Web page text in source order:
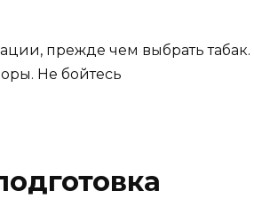
прежде чем выбрать табак.
Не бойтесь